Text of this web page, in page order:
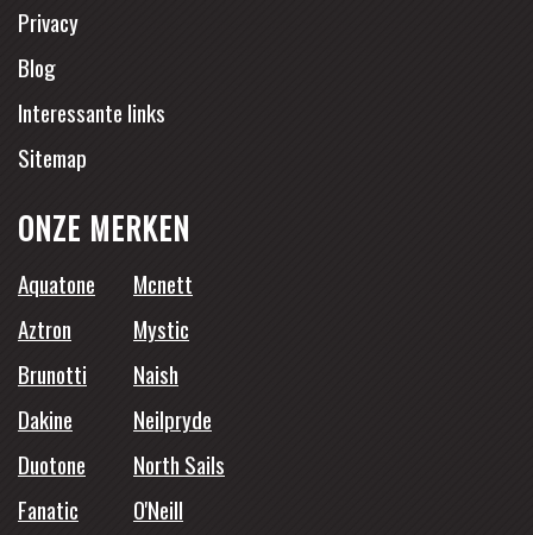
Privacy
Blog
Interessante links
Sitemap
ONZE MERKEN
Aquatone
Mcnett
Aztron
Mystic
Brunotti
Naish
Dakine
Neilpryde
Duotone
North Sails
Fanatic
O'Neill